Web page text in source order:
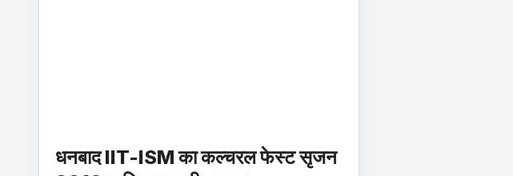
धनबाद IIT-ISM का कल्चरल फेस्ट सृजन